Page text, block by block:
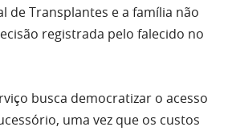
de Transplantes e a família não
registrada pelo falecido no
busca democratizar o acesso
uma vez que os custos